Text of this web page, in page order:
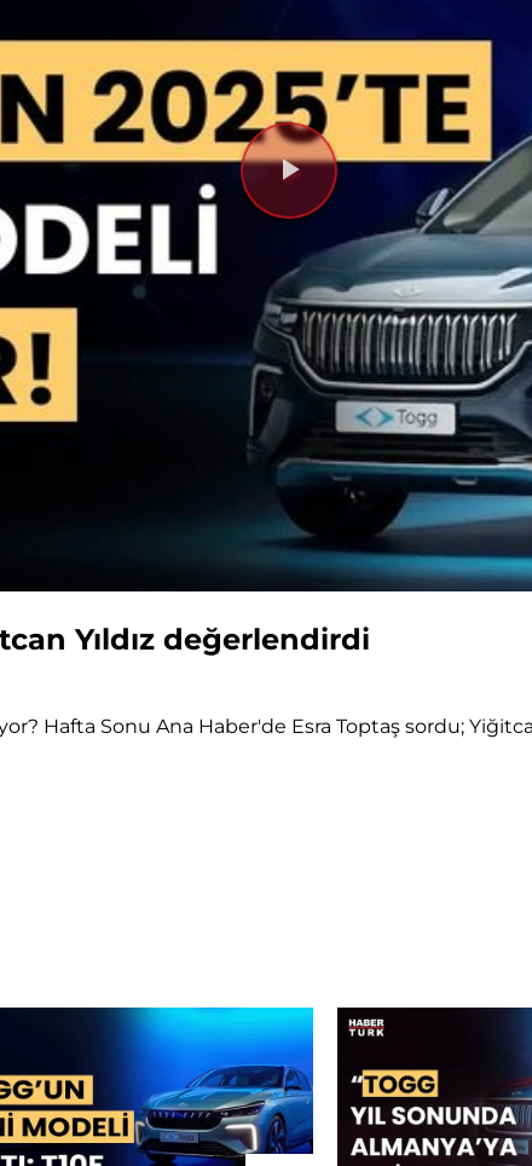
Videoyu
Oynat
Yıldız değerlendirdi
Hafta Sonu Ana Haber'de Esra Toptaş sordu;